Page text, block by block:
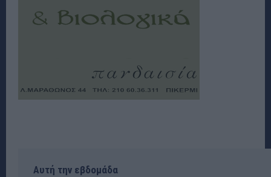
Αυτή την εβδομάδα